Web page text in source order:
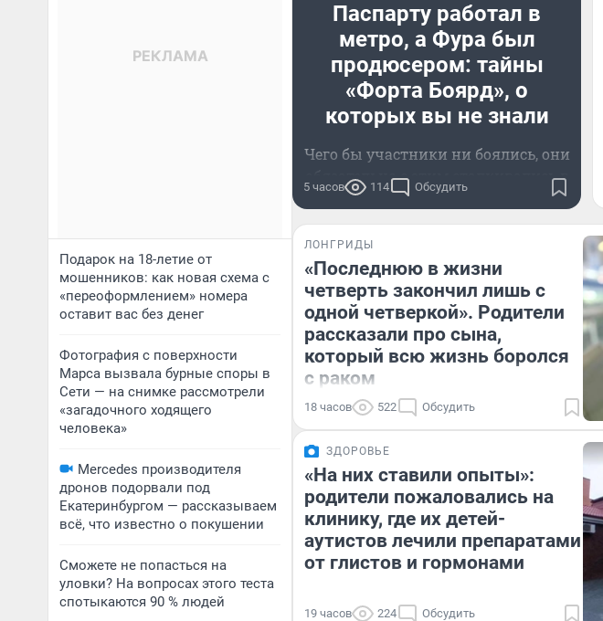
Подарок на 18-летие от
мошенников: как новая схема с
«переоформлением» номера
оставит вас без денег
Фотография с поверхности
Марса вызвала бурные споры в
Сети — на снимке рассмотрели
«загадочного ходящего
человека»
Mercedes производителя
дронов подорвали под
Екатеринбургом — рассказываем
всё, что известно о покушении
Сможете не попасться на
уловки? На вопросах этого теста
спотыкаются 90 % людей
Паспарту работал в
метро, а Фура был
продюсером: тайны
«Форта Боярд», о
которых вы не знали
Чего бы участники ни боялись, они
обязательно с этим сталкивались в
шоу
5 часов 114 Обсудить
ЛОНГРИДЫ
«Последнюю в жизни
четверть закончил лишь с
одной четверкой». Родители
рассказали про сына,
который всю жизнь боролся
с раком
18 часов 522 Обсудить
ЗДОРОВЬЕ
«На них ставили опыты»:
родители пожаловались на
клинику, где их детей-
аутистов лечили препаратами
от глистов и гормонами
19 часов 224 Обсудить